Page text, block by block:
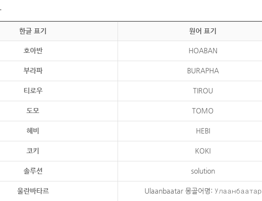
한글 표기 원어 표기
호아반 HOABAN
부라파 BURAPHA
티로우 TIROU
도모 TOMO
헤비 HEBI
코키 KOKI
솔루션 solution
울란바타르 Ulaanbaatar 몽골어명: Улаанбаатар